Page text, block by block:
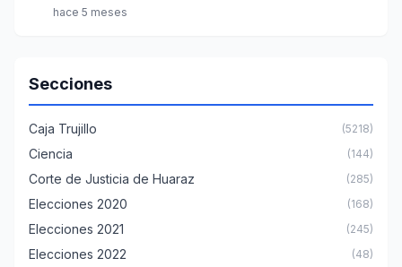
hace 5 meses
Secciones
Caja Trujillo (5218)
Ciencia (144)
Corte de Justicia de Huaraz (285)
Elecciones 2020 (168)
Elecciones 2021 (245)
Elecciones 2022 (48)